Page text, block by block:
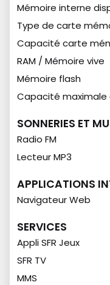
Mémoire interne
Type de carte
Capacité carte
RAM / Mémoire vive
Mémoire flash
Capacité maximale
SONNERIES ET
Radio FM
Lecteur MP3
APPLICATIONS
Navigateur Web
SERVICES
Appli SFR Jeux
SFR TV
MMS